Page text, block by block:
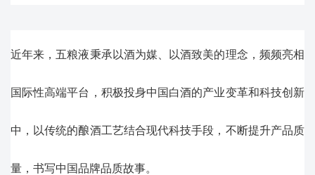
近年来，五粮液秉承以酒为媒、以酒致美的理念，频频亮相
国际性高端平台，积极投身中国白酒的产业变革和科技创新
中，以传统的酿酒工艺结合现代科技手段，不断提升产品质
量，书写中国品牌品质故事。